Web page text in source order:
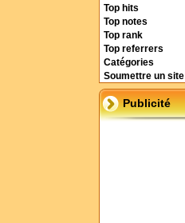
Top hits
Top notes
Top rank
Top referrers
Catégories
Soumettre un site
Publicité